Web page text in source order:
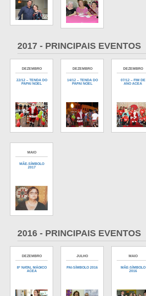
2017 - PRINCIPAIS EVENTOS
DEZEMBRO
22/12 – TENDA DO
PAPAI NOEL
DEZEMBRO
14/12 – TENDA DO
PAPAI NOEL
DEZEMBRO
07/12 – FIM DE
ANO ACEA
MAIO
MÃE-SÍMBOLO
2017
2016 - PRINCIPAIS EVENTOS
DEZEMBRO
8º NATAL MÁGICO
ACEA
JULHO
PAI-SÍMBOLO 2016
MAIO
MÃE-SÍMBOLO
2016